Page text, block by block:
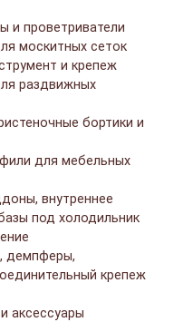
и проветриватели
москитных сеток
и крепеж
раздвижных
бортики и
для мебельных
внутреннее
под холодильник
демпферы,
крепеж
аксессуары